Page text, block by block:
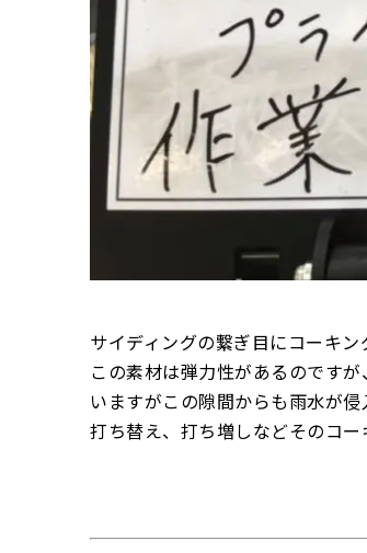
サイディングの繋ぎ目にコーキン
この素材は弾力性があるのです
いますがこの隙間からも雨水が侵
打ち替え、打ち増しなどそのコー